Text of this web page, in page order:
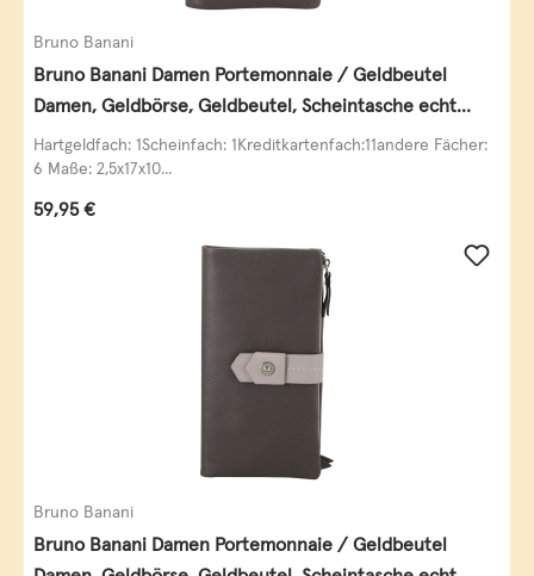
Bruno Banani
Bruno Banani Damen Portemonnaie / Geldbeutel
Damen, Geldbörse, Geldbeutel, Scheintasche echt
Leder
Hartgeldfach: 1Scheinfach: 1Kreditkartenfach:11andere Fächer:
6 Maße: 2,5x17x10...
Regulärer Preis:
59,95 €
Bruno Banani
Bruno Banani Damen Portemonnaie / Geldbeutel